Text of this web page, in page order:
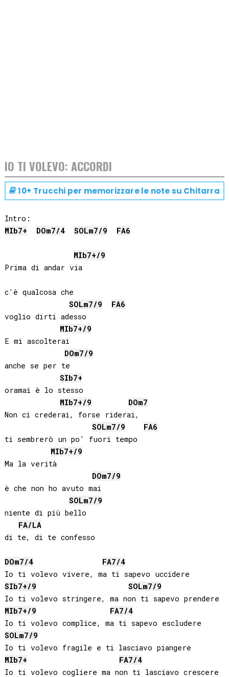
IO TI VOLEVO: ACCORDI
10+ Trucchi per memorizzare le note su Chitarra
MIb7+ DOm7/4 SOLm7/9 FA6
MIb7+/9
Prima di andar via
c'è qualcosa che
SOLm7/9 FA6
voglio dirti adesso
MIb7+/9
E mi ascolterai
DOm7/9
anche se per te
SIb7+
oramai è lo stesso
MIb7+/9 DOm7
Non ci crederai, forse riderai,
SOLm7/9 FA6
ti sembrerò un po' fuori tempo
MIb7+/9
Ma la verità
DOm7/9
è che non ho avuto mai
SOLm7/9
niente di più bello
FA/LA
di te, di te confesso
DOm7/4 FA7/4
SIb7+/9 SOLm7/9
MIb7+/9 FA7/4
SOLm7/9
MIb7+ FA7/4